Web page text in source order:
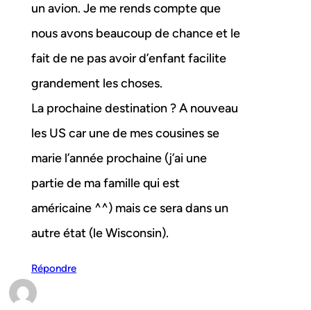
un avion. Je me rends compte que
nous avons beaucoup de chance et le
fait de ne pas avoir d’enfant facilite
grandement les choses.
La prochaine destination ? A nouveau
les US car une de mes cousines se
marie l’année prochaine (j’ai une
partie de ma famille qui est
américaine ^^) mais ce sera dans un
autre état (le Wisconsin).
Répondre